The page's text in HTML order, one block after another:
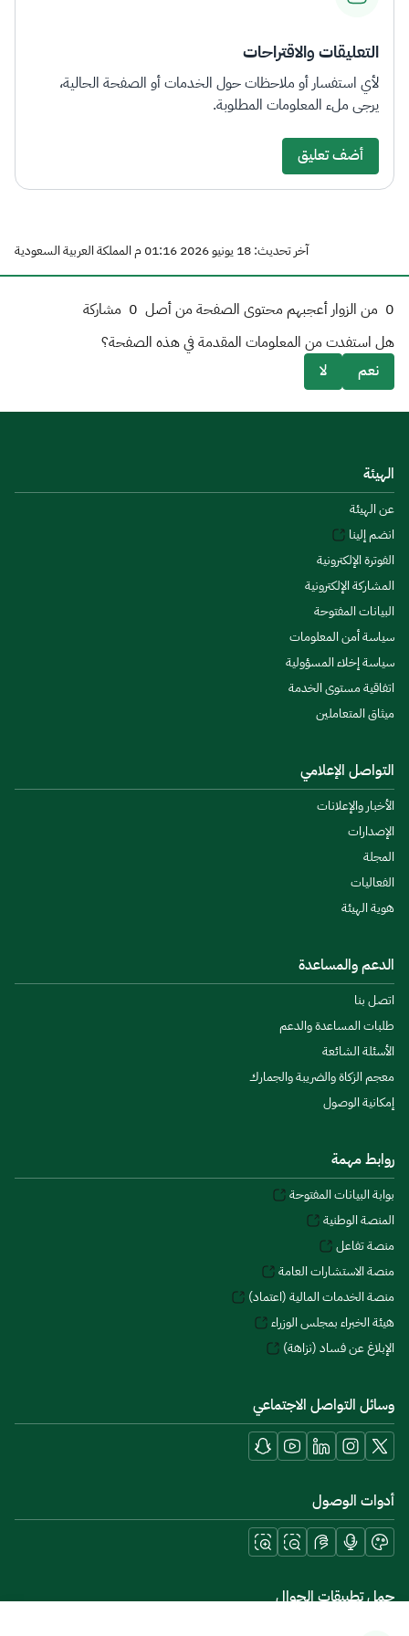
التعليقات والاقتراحات
لأي استفسار أو ملاحظات حول الخدمات أو الصفحة الحالية،
يرجى ملء المعلومات المطلوبة.
أضف تعليق
آخر تحديث: 18 يونيو 2026 01:16 م المملكة العربية السعودية
0 من الزوار أعجبهم محتوى الصفحة من أصل 0 مشاركة
هل استفدت من المعلومات المقدمة في هذه الصفحة؟
نعم
لا
الهيئة
عن الهيئة
انضم إلينا
الفوترة الإلكترونية
المشاركة الإلكترونية
البيانات المفتوحة
سياسة أمن المعلومات
سياسة إخلاء المسؤولية
اتفاقية مستوى الخدمة
ميثاق المتعاملين
التواصل الإعلامي
الأخبار والإعلانات
الإصدارات
المجلة
الفعاليات
هوية الهيئة
الدعم والمساعدة
اتصل بنا
طلبات المساعدة والدعم
الأسئلة الشائعة
معجم الزكاة والضريبة والجمارك
إمكانية الوصول
روابط مهمة
بوابة البيانات المفتوحة
المنصة الوطنية
منصة تفاعل
منصة الاستشارات العامة
منصة الخدمات المالية (اعتماد)
هيئة الخبراء بمجلس الوزراء
الإبلاغ عن فساد (نزاهة)
وسائل التواصل الاجتماعي
أدوات الوصول
حمل تطبيقات الجوال